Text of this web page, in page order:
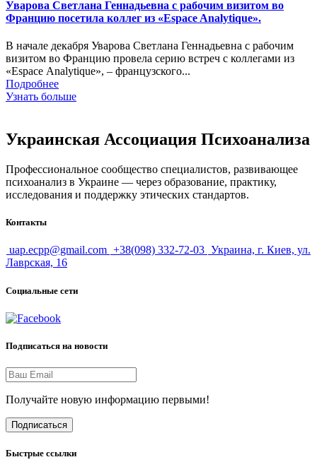
Уварова Светлана Геннадьевна с рабочим визитом во
Францию посетила коллег из «Espace Analytique».
В начале декабря Уварова Светлана Геннадьевна с рабочим
визитом во Францию провела серию встреч с коллегами из
«Espace Analytique», – французского...
Подробнее
Узнать больше
Украинская Ассоциация Психоанализа
Профессиональное сообщество специалистов, развивающее
психоанализ в Украине — через образование, практику,
исследования и поддержку этических стандартов.
Контакты
uap.ecpp@gmail.com +38(098) 332-72-03 Украина, г. Киев, ул.
Лаврская, 16
Социальные сети
Подписаться на новости
Получайте новую информацию первыми!
Подписаться
Быстрые ссылки